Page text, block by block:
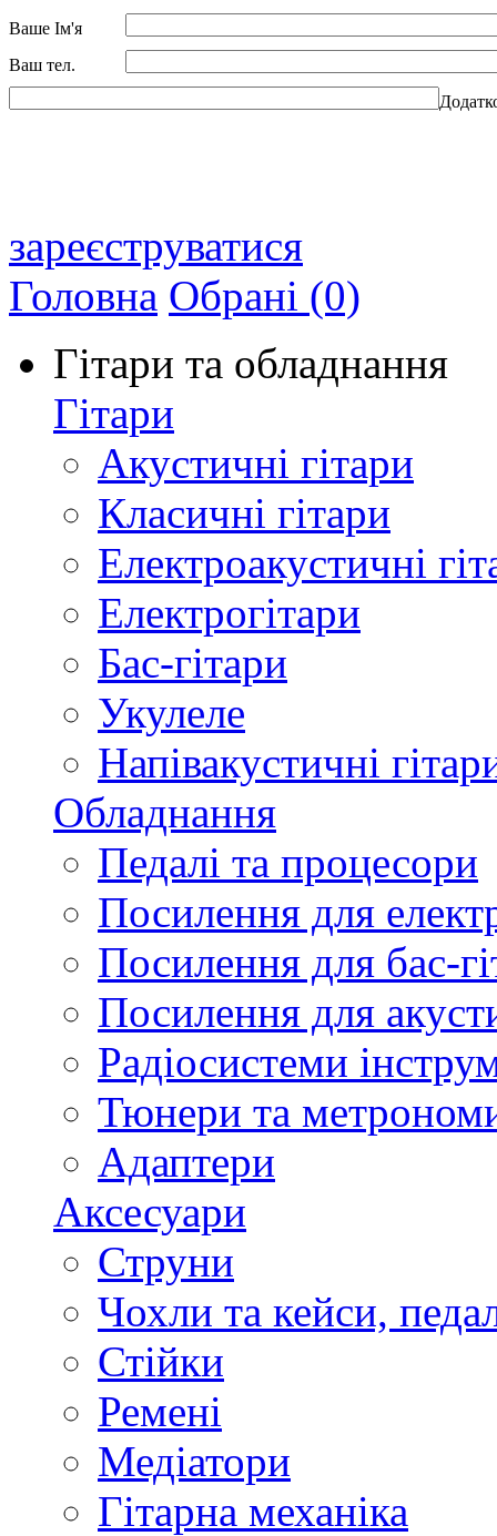
Ваше Ім'я
Ваш тел.
зареєструватися
Головна Обрані (0)
Гітари та обладнання
Гітари
Акустичні гітари
Класичні гітари
Електроакустичні
Електрогітари
Бас-гітари
Укулеле
Напівакустичні
Обладнання
Педалі та процесори
Посилення для
Посилення для бас-
Посилення для
Радіосистеми
Тюнери та
Адаптери
Аксесуари
Струни
Чохли та кейси,
Стійки
Ремені
Медіатори
Гітарна механіка